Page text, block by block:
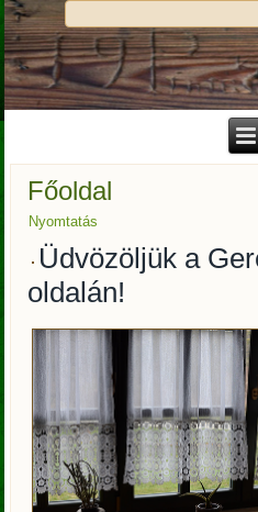
Főoldal
Nyomtatás
Üdvözöljük a
oldalán!